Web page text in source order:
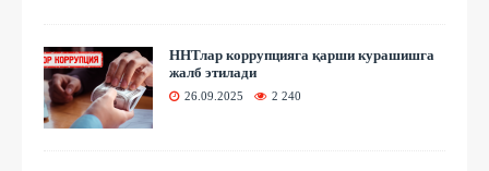
ННТлар коррупцияга қарши курашишга
жалб этилади
26.09.2025 2 240